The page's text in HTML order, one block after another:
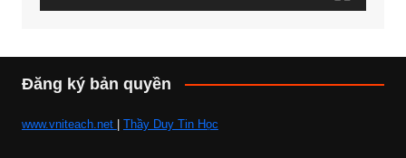
Đăng ký bản quyền
www.vniteach.net | Thầy Duy Tin Học